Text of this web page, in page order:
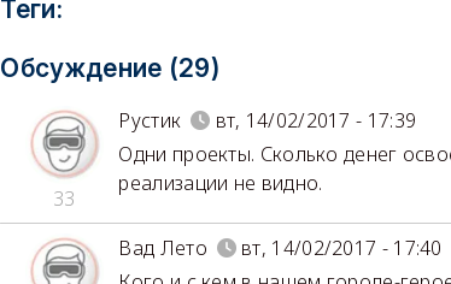
Теги:
Обсуждение (29)
33
Рустик
вт, 14/02/2017 - 17:39
Одни проекты. Сколько денег
реализации не видно.
Вад Лето
вт, 14/02/2017 - 17:40